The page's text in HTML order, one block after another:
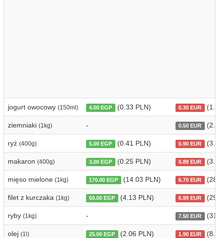
jogurt owocowy (150ml) 4.00 EGP (0.33 PLN) 0.30 EUR
ziemniaki (1kg) - 0.50 EUR
ryż (400g) 5.00 EGP (0.41 PLN) 0.90 EUR
makaron (400g) 3.00 EGP (0.25 PLN) 0.89 EUR
mięso mielone (1kg) 170.00 EGP (14.03 PLN) 6.70 EUR
filet z kurczaka (1kg) 50.00 EGP (4.13 PLN) 6.99 EUR
ryby (1kg) - 7.50 EUR
olej (1l) 25.00 EGP (2.06 PLN) 1.90 EUR